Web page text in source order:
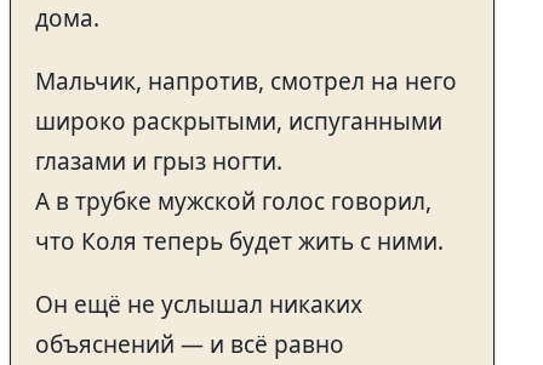
дома.
Мальчик, напротив, смотрел на него
широко раскрытыми, испуганными
глазами и грыз ногти.
А в трубке мужской голос говорил,
что Коля теперь будет жить с ними.
Он ещё не услышал никаких
объяснений — и всё равно